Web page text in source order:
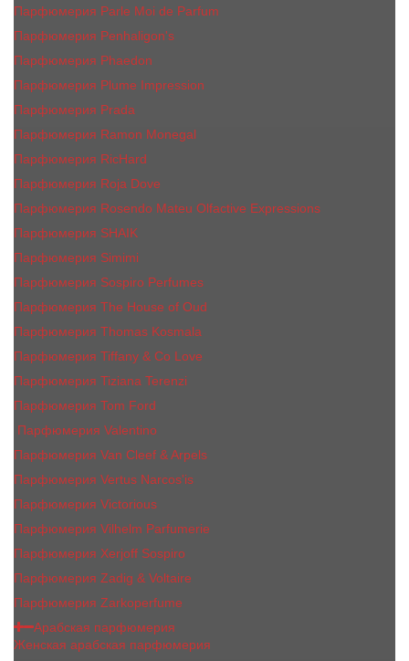
Парфюмерия Parle Moi de Parfum
Парфюмерия Penhaligon's
Парфюмерия Phaedon
Парфюмерия Plume Impression
Парфюмерия Prada
Парфюмерия Ramon Monegal
Парфюмерия RicHard
Парфюмерия Roja Dove
Парфюмерия Rosendo Mateu Olfactive Expressions
Парфюмерия SHAIK
Парфюмерия Simimi
Парфюмерия Sospiro Perfumes
Парфюмерия The House of Oud
Парфюмерия Thomas Kosmala
Парфюмерия Tiffany & Co Love
Парфюмерия Tiziana Terenzi
Парфюмерия Tom Ford
Парфюмерия Valentino
Парфюмерия Van Cleef & Arpels
Парфюмерия Vertus Narcos'is
Парфюмерия Victorious
Парфюмерия Vilhelm Parfumerie
Парфюмерия Xerjoff Sospiro
Парфюмерия Zadig & Voltaire
Парфюмерия Zarkoperfume
Арабская парфюмерия
Женская арабская парфюмерия